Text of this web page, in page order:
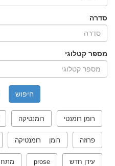
סדרה
מספר קטלוגי
רומן רומנטי רומנטיקה
פרוזה רומן רומנטיקה
עידן חדש prose מתח